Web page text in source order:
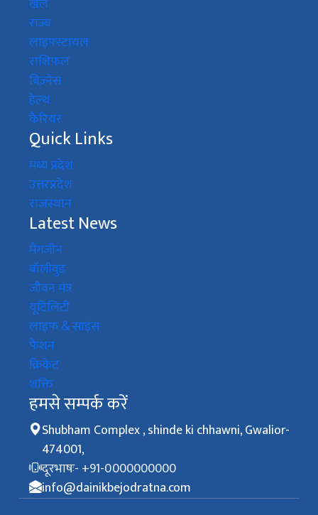
खेल
राज्य
लाइफ़्स्टायल
राशिफल
बिज़्नेस
हेल्थ
कैरियर
Quick Links
मध्य प्रदेश
उत्तरप्रदेश
राजस्थान
Latest News
मैगजीन
बॉलीवुड
जीवन मंत्र
यूटिलिटी
लाइफ & साइंस
फैशन
क्रिकेट
शक्ति
हमसे सम्पर्क करें
Shubham Complex , shinde ki chhawni, Gwalior-
474001,
दूरभाषः- +91-0000000000
info@dainikbejodratna.com